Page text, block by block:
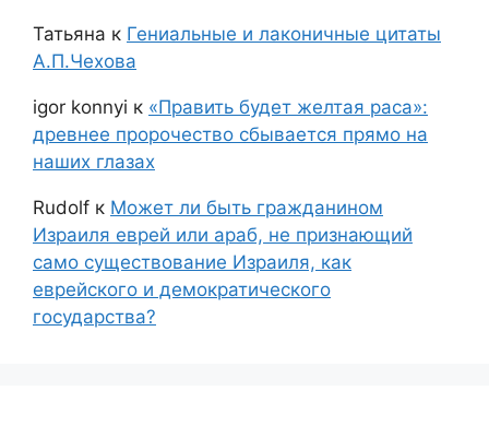
Татьяна к Гениальные и лаконичные цитаты
А.П.Чехова
igor konnyi к «Править будет желтая раса»:
древнее пророчество сбывается прямо на
наших глазах
Rudolf к Может ли быть гражданином
Израиля еврей или араб, не признающий
само существование Израиля, как
еврейского и демократического
государства?